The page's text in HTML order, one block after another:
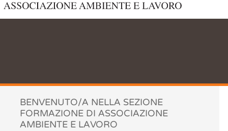
BENVENUTO/A NELLA SEZIONE
FORMAZIONE DI ASSOCIAZIONE
AMBIENTE E LAVORO
Preferenze Cookie